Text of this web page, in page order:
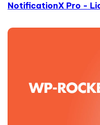
NotificationX Pro -